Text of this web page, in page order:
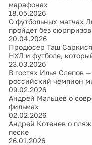
марафонах
18.05.2026
О футбольных матчах
пройдет без
20.04.2026
Продюсер Таш
НХЛ и футболе,
23.03.2026
В гостях Илья Слепов
российский чемпион
09.02.2026
Андрей Мальцев о
фильмах
02.02.2026
Андрей Котенев о
песке
26.01.2026